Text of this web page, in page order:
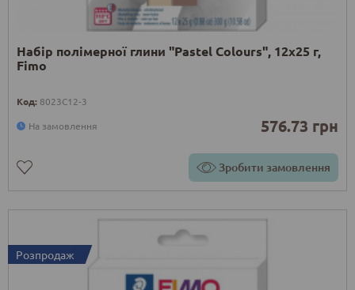
Набір полімерної глини "Pastel Colours", 12х25 г,
Fimo
Код: 8023C12-3
На замовлення
576.73 грн
Зробити замовлення
Розпродаж